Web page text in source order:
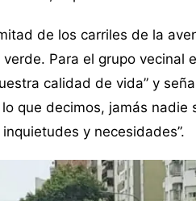
de los carriles de la
Para el grupo vecinal
calidad de vida” y
que decimos, jamás nadie
y necesidades”.